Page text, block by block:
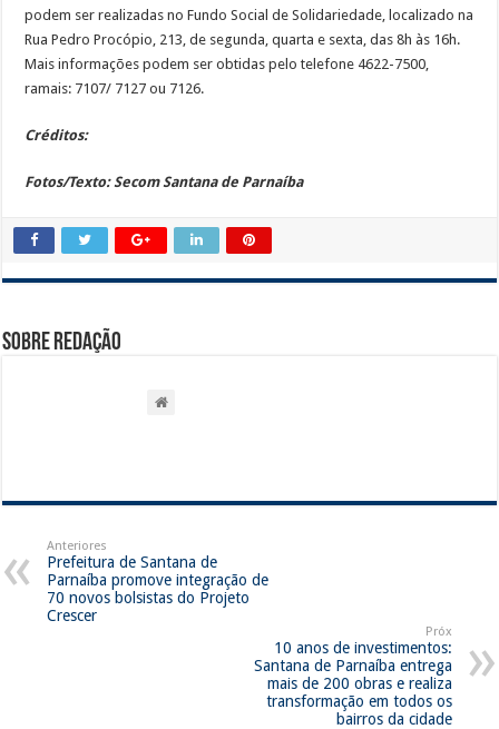
podem ser realizadas no Fundo Social de Solidariedade, localizado na
Rua Pedro Procópio, 213, de segunda, quarta e sexta, das 8h às 16h.
Mais informações podem ser obtidas pelo telefone 4622-7500,
ramais: 7107/ 7127 ou 7126.
Créditos:
Fotos/Texto: Secom Santana de Parnaíba
Sobre Redação
Anteriores
Prefeitura de Santana de
Parnaíba promove integração de
70 novos bolsistas do Projeto
Crescer
Próx
10 anos de investimentos:
Santana de Parnaíba entrega
mais de 200 obras e realiza
transformação em todos os
bairros da cidade